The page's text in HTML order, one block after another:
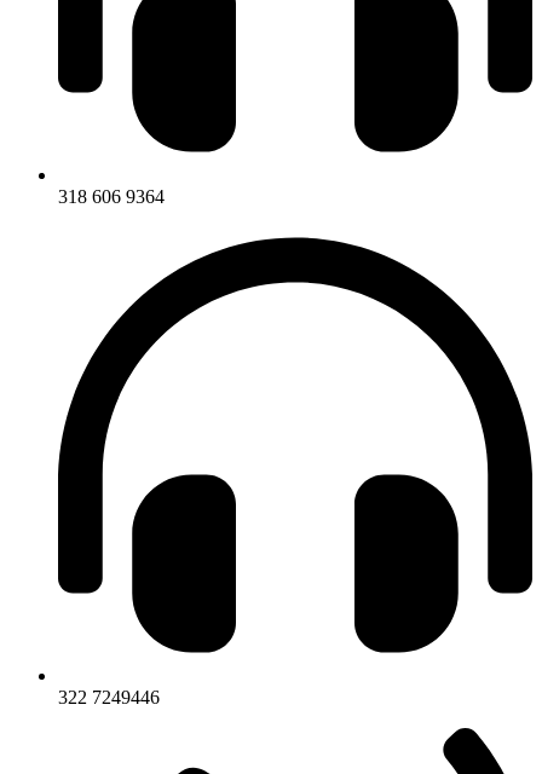
318 606 9364
322 7249446